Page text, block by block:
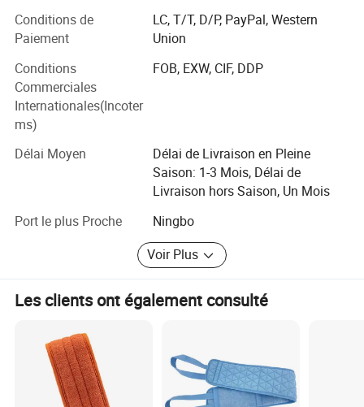
d'abord, le client d'abord et basé sur le crédit" depuis la
création de l'entreprise et toujours faire de notre mieux
pour satisfaire les besoins potentiels de nos clients. Nous
fournissons toujours à notre client de nombreux produits
de vente nouveaux et bons, nous avons une équipe
professionnelle pour traiter la commande, de la
confirmation de commande à l'expédition des
marchandises à la main du client, nous opérons la
commande client avec soin, nous insistons sur le contrôle
de la qualité tout au long de la chaîne de production, de
l'achat de matériel, production d'accessoires, assemblage
de marchandises et emballage de marchandises. Toutes
les marchandises ne peuvent être expédiées qu'après
notre inspection et notre contrôle stricts.
Notre entreprise est sincèrement disposée à coopérer avec
situation gagnant-gagnant depuis que la tendance de la
mondialisation économique s'est développée avec une
force irrésistible. Bienvenue à votre contact et visitez
Conditions de
Paiement
LC, T/T, D/P, PayPal, Western
Union
Conditions
Commerciales
Internationales(Incoter
ms)
FOB, EXW, CIF, DDP
Délai Moyen
Délai de Livraison en Pleine
Saison: 1-3 Mois, Délai de
Livraison hors Saison, Un Mois
Port le plus Proche
Ningbo
Voir Plus
Les clients ont également consulté